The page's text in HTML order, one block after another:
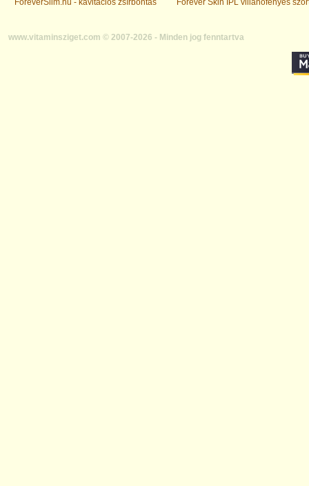
ForeverSlim.hu - kavitációs zsírbontás Forever Skin IPL villanófényes
www.vitaminsziget.com © 2007-2026 - Minden jog fenntartva